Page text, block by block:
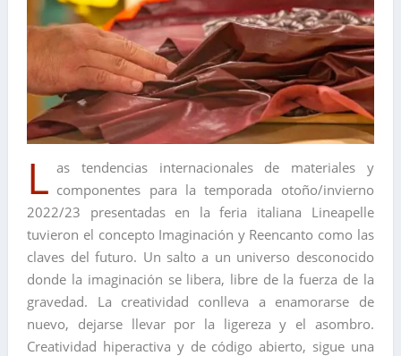
L as tendencias internacionales de materiales y
componentes para la temporada otoño/invierno
2022/23 presentadas en la feria italiana Lineapelle
tuvieron el concepto Imaginación y Reencanto como las
claves del futuro. Un salto a un universo desconocido
donde la imaginación se libera, libre de la fuerza de la
gravedad. La creatividad conlleva a enamorarse de
nuevo, dejarse llevar por la ligereza y el asombro.
Creatividad hiperactiva y de código abierto, sigue una